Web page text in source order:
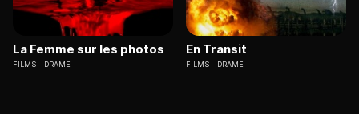
La Femme sur les photos
FILMS DRAME
En Transit
FILMS DRAME